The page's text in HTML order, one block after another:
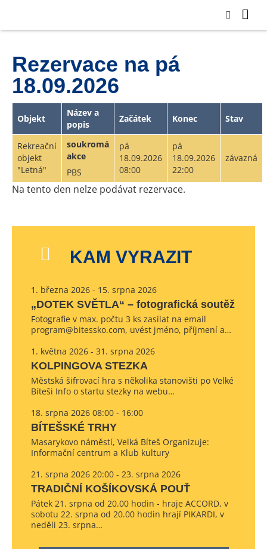
Rezervace na pá
18.09.2026
Objekt
Název a
popis
Začátek Konec Stav
Rekreační
objekt
"Letná"
soukromá
akce
PBS
pá
18.09.2026
08:00
pá
18.09.2026
22:00
závazná
Na tento den nelze podávat rezervace.
KAM VYRAZIT
1. března 2026 - 15. srpna 2026
„DOTEK SVĚTLA“ – fotografická soutěž
Fotografie v max. počtu 3 ks zasílat na email
program@bitessko.com, uvést jméno, příjmení a…
1. května 2026 - 31. srpna 2026
KOLPINGOVA STEZKA
Městská šifrovací hra s několika stanovišti po Velké
Bíteši Info o startu stezky na webu…
18. srpna 2026 08:00 - 16:00
BÍTEŠSKÉ TRHY
Masarykovo náměstí, Velká Bíteš Organizuje:
Informační centrum a Klub kultury
21. srpna 2026 20:00 - 23. srpna 2026
TRADIČNÍ KOŠÍKOVSKÁ POUŤ
Pátek 21. srpna od 20.00 hodin - hraje ACCORD, v
sobotu 22. srpna od 20.00 hodin hrají PIKARDI, v
neděli 23. srpna…